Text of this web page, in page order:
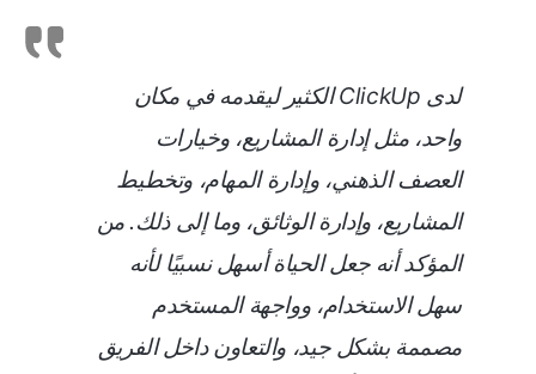
لدى ClickUp الكثير ليقدمه في مكان
واحد، مثل إدارة المشاريع، وخيارات
العصف الذهني، وإدارة المهام، وتخطيط
المشاريع، وإدارة الوثائق، وما إلى ذلك. من
المؤكد أنه جعل الحياة أسهل نسبيًا لأنه
سهل الاستخدام، وواجهة المستخدم
مصممة بشكل جيد، والتعاون داخل الفريق